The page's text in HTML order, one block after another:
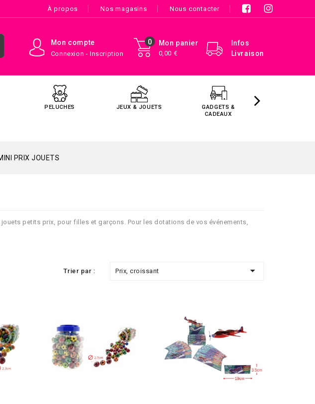
À propos Nos magasins Nous contacter
Infos
Livraison
Mon panier
0,00 €
0
Mon compte
Connexion - Inscription
PELUCHES JEUX & JOUETS
GADGETS &
CADEAUX
PRIX JOUETS
petits prix, pour filles et garçons. Pour les dotations de vos événements,
Trier par : Prix, croissant 